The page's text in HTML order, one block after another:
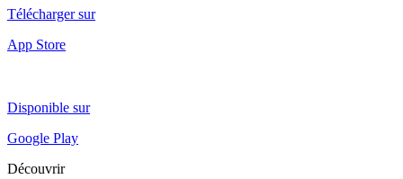
Télécharger sur
App Store
Disponible sur
Google Play
Découvrir